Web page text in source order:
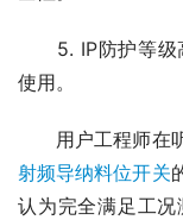
5. IP防护等级
使用。
用户工程师在听
射频导纳料位开关
认为完全满足工